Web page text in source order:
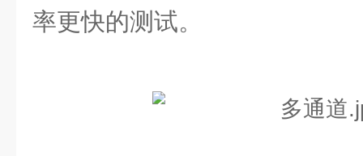
率更快的测试。